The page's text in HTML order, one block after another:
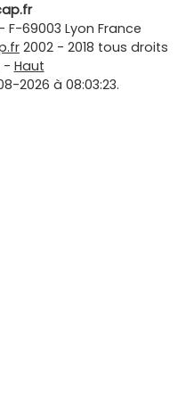
- F-69003 Lyon France
2002 - 2018 tous droits
- Haut
2026 à 08:03:23.